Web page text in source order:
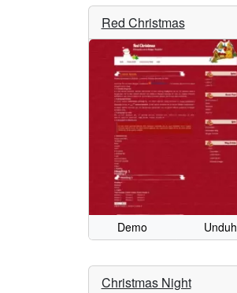
Red Christmas
Demo Unduh
Christmas Night